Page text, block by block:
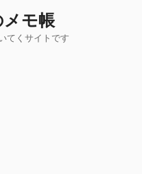
メモ帳
てくサイトです